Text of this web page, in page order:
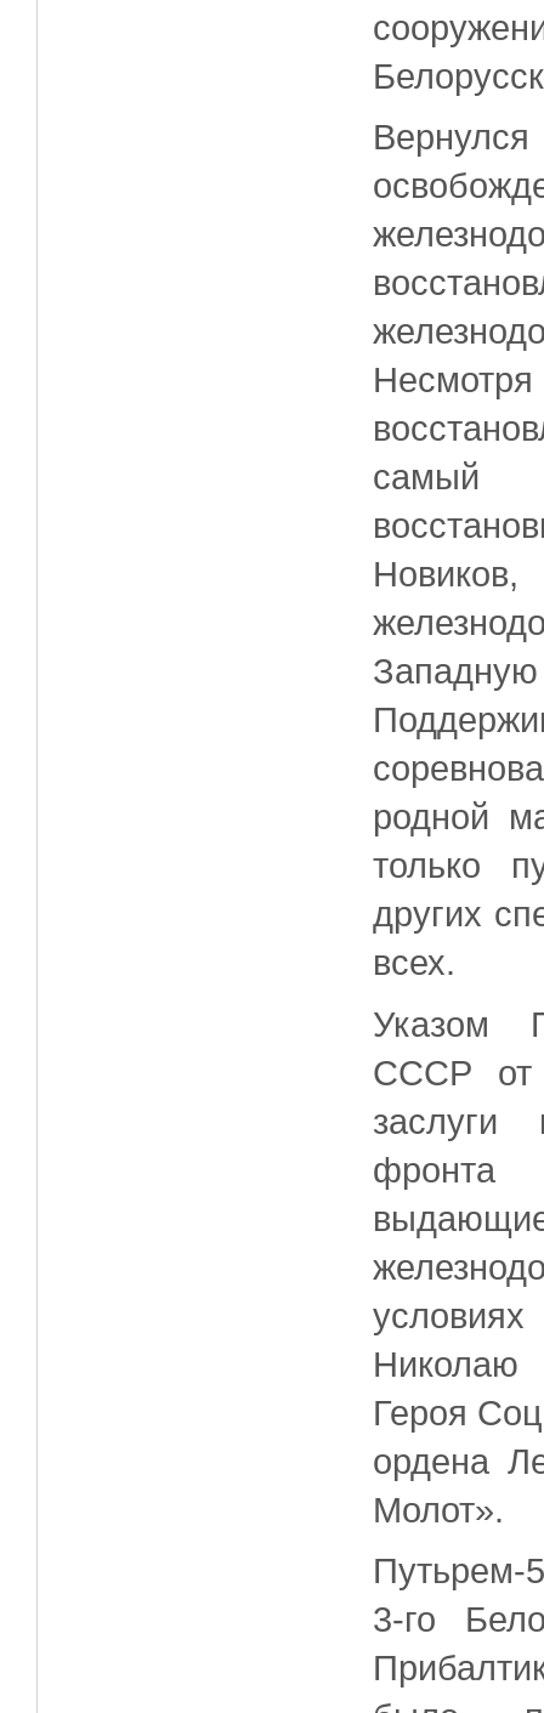
самый
родной
только
других
всех.
Указом
СССР от
заслуги
Николаю
Героя
ордена
Молот».
Путьрем-
3-го